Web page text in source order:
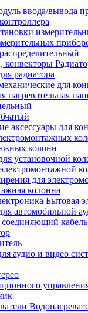
ввода/вывода
радиатора
для
нагревательная
аксессуары для
колонн
установочной
для
колонна
Бытовая
автомобильной
кабель
аудио и видео